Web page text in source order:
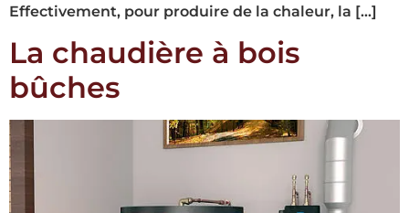
Effectivement, pour produire de la chaleur, la […]
La chaudière à bois
bûches